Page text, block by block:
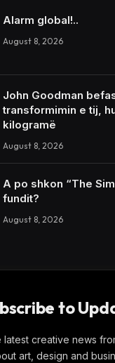
Alarm global!..
August 8, 2026
John Goodman
transformimin e tij,
kilogramë
August 8, 2026
A po shkon “The
fundit?
August 8, 2026
to
latest creative news
art, design and